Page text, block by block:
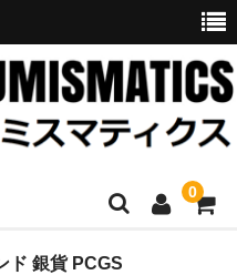
0
ド 銀貨 PCGS